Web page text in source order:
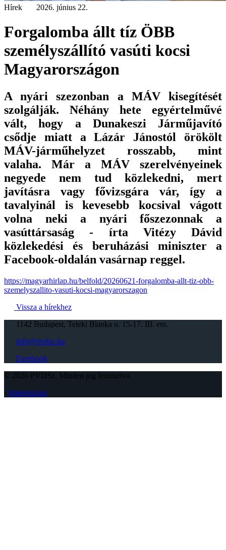
Hírek 2026. június 22.
Forgalomba állt tíz ÖBB
személyszállító vasúti kocsi
Magyarországon
A nyári szezonban a MÁV kisegítését
szolgálják.
Néhány hete egyértelművé
vált, hogy a Dunakeszi Járműjavító
csődje miatt a Lázár Jánostól örökölt
MÁV-járműhelyzet rosszabb, mint
valaha. Már a MÁV szerelvényeinek
negyede nem tud közlekedni, mert
javításra vagy fővizsgára vár, így a
tavalyinál is kevesebb kocsival vágott
volna neki a nyári főszezonnak a
vasúttársaság - írta Vitézy Dávid
közlekedési és beruházási miniszter a
Facebook-oldalán vasárnap reggel.
https://magyarhirlap.hu/belfold/20260621-forgalomba-allt-tiz-obb-
szemelyszallito-vasuti-kocsi-magyarorszagon
Vissza a hírekhez
1142 Budapest, Teleki Blanka u. 15-17. III. em.
info@pvdsz.hu
Facebook
© 2026 PVDSz. Minden jog fenntartva.
· Impresszum